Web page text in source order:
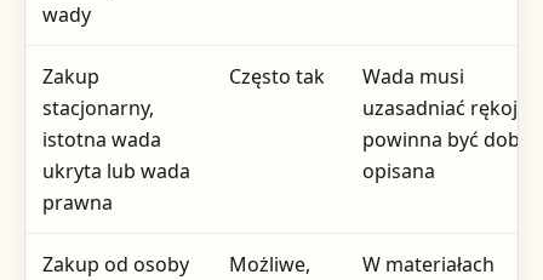
wady
Zakup
stacjonarny,
istotna wada
ukryta lub wada
prawna
Często tak
Wada musi
uzasadniać
powinna być
opisana
Zakup od osoby
Możliwe,
W materiałach